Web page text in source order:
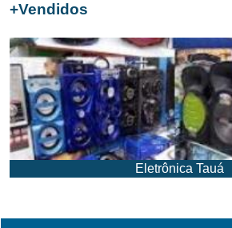
+Vendidos
Eletrônica Tauá